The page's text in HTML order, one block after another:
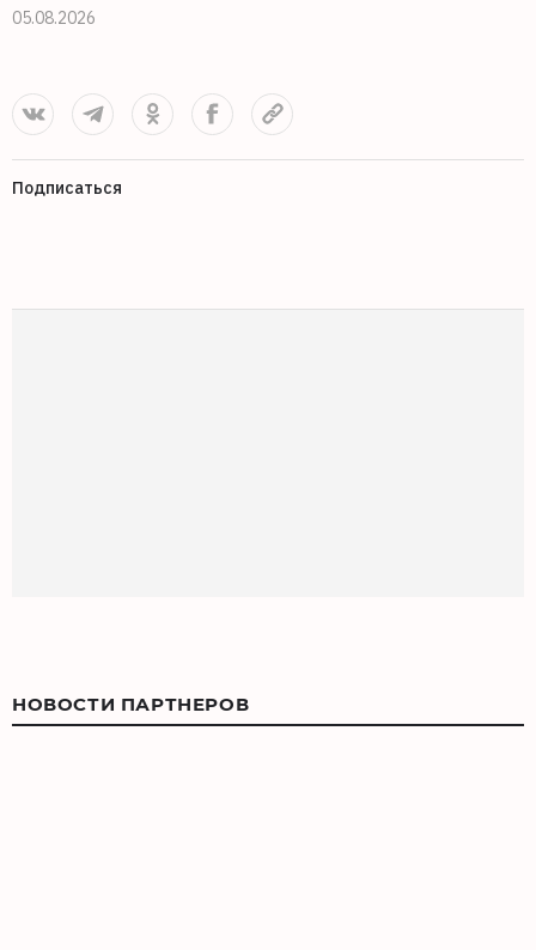
05.08.2026
Подписаться
НОВОСТИ ПАРТНЕРОВ